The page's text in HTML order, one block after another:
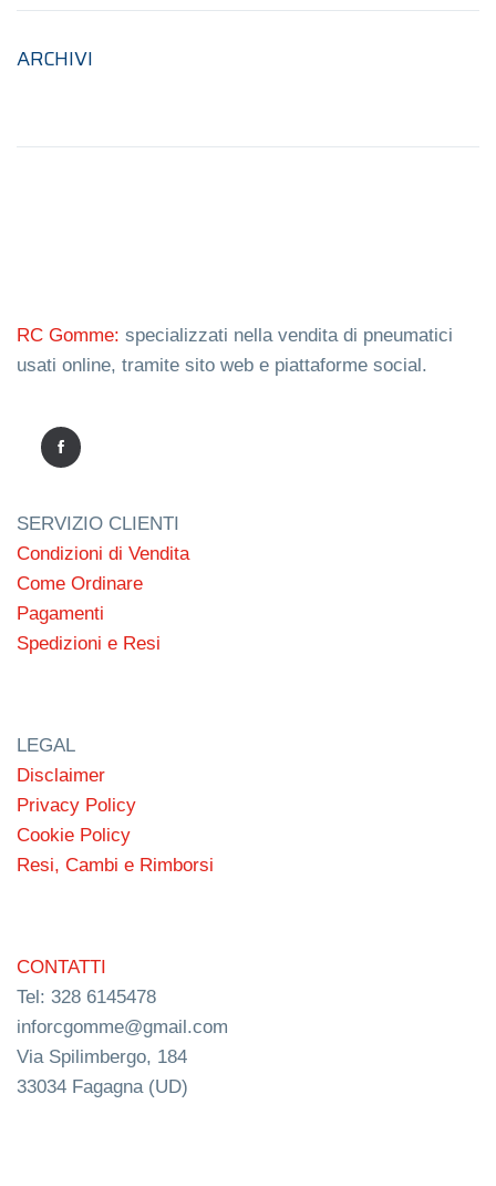
ARCHIVI
RC Gomme: specializzati nella vendita di pneumatici
usati online, tramite sito web e piattaforme social.
SERVIZIO CLIENTI
Condizioni di Vendita
Come Ordinare
Pagamenti
Spedizioni e Resi
LEGAL
Disclaimer
Privacy Policy
Cookie Policy
Resi, Cambi e Rimborsi
CONTATTI
Tel: 328 6145478
inforcgomme@gmail.com
Via Spilimbergo, 184
33034 Fagagna (UD)